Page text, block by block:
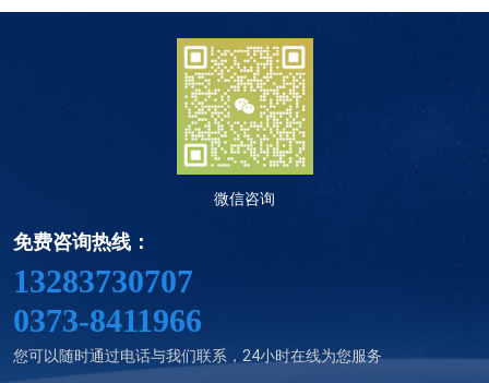
微信咨询
免费咨询热线：
13283730707
0373-8411966
您可以随时通过电话与我们联系，24小时在线为您服务